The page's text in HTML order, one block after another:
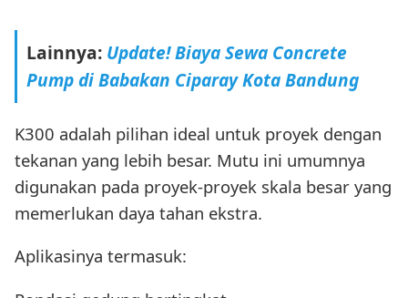
Lainnya: Update! Biaya Sewa Concrete
Pump di Babakan Ciparay Kota Bandung
K300 adalah pilihan ideal untuk proyek dengan
tekanan yang lebih besar. Mutu ini umumnya
digunakan pada proyek-proyek skala besar yang
memerlukan daya tahan ekstra.
Aplikasinya termasuk: